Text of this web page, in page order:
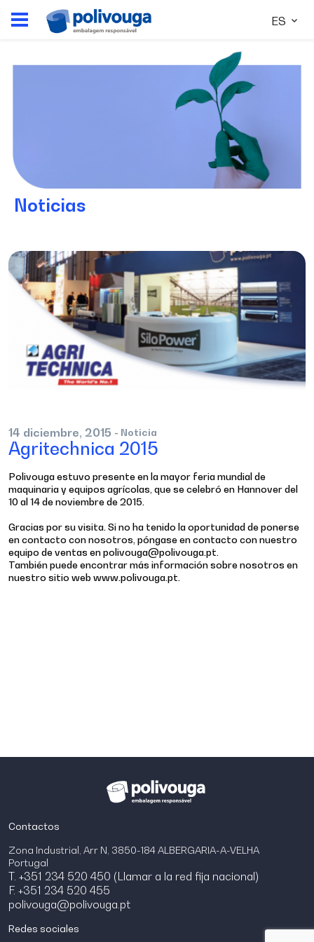
ES
Noticias
14 diciembre, 2015 - Noticia
Agritechnica 2015
Polivouga estuvo presente en la mayor feria mundial de
maquinaria y equipos agrícolas, que se celebró en Hannover del
10 al 14 de noviembre de 2015.
Gracias por su visita. Si no ha tenido la oportunidad de ponerse
en contacto con nosotros, póngase en contacto con nuestro
equipo de ventas en polivouga@polivouga.pt.
También puede encontrar más información sobre nosotros en
nuestro sitio web www.polivouga.pt.
Contactos
Zona Industrial, Arr N, 3850-184 ALBERGARIA-A-VELHA
Portugal
T. +351 234 520 450 (Llamar a la red fija nacional)
F. +351 234 520 455
polivouga@polivouga.pt
Redes sociales